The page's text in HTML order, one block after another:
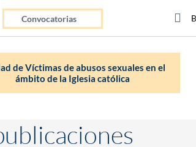
Convocatorias
Buscar
Click
de Víctimas de abusos sexuales en el
ámbito de la Iglesia católica